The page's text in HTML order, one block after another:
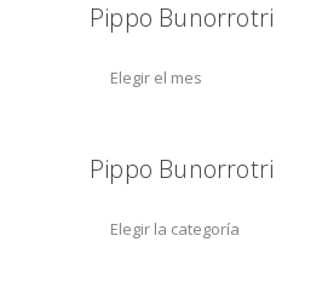
Pippo Bunorrotri
Pippo Bunorrotri